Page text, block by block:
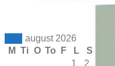
august 2026
M Ti O To F L
S
1
2